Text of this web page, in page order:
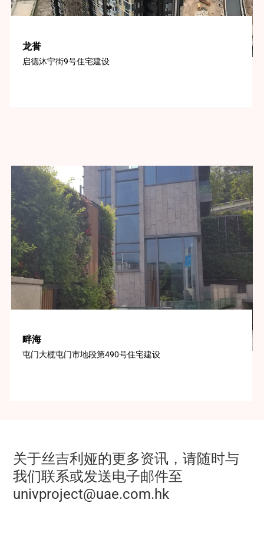
龙誉
启德沐宁街9号住宅建设
畔海
屯门大榄屯门市地段第490号住宅建设
关于丝吉利娅的更多资讯，请随时与
我们联系或发送电子邮件至
univproject@uae.com.hk